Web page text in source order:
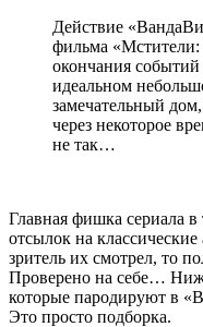
Действие
фильма «Мстители:
окончания
идеальном
замечательный
через некоторое
не так…
Главная фишка сериала
отсылок на
зритель их смотрел, то
Проверено на себе…
которые пародируют в
Это просто подборка.